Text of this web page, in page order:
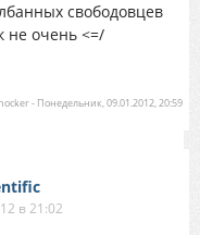
свободовцев
не очень <=/
- Понедельник, 09.01.2012, 20:59
в 21:02